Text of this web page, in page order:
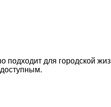
подходит для городской